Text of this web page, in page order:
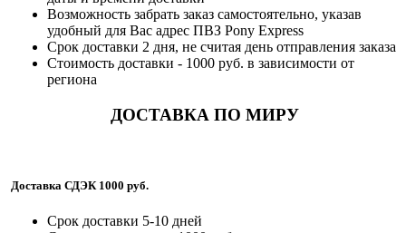
Возможность забрать заказ самостоятельно, указав
удобный для Вас адрес ПВЗ Pony Express
Срок доставки 2 дня, не считая день отправления заказа
Стоимость доставки - 1000 руб. в зависимости от
региона
ДОСТАВКА ПО МИРУ
Доставка СДЭК 1000 руб.
Срок доставки 5-10 дней